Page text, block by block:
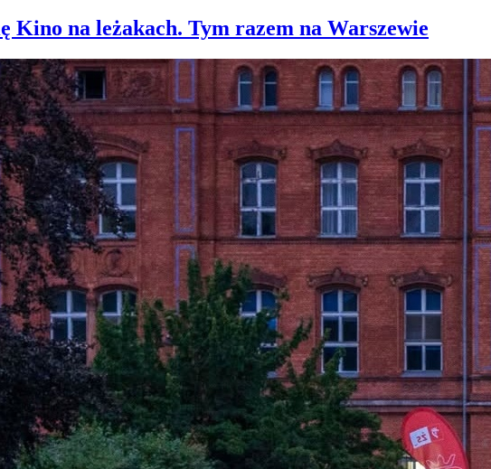
Kino na leżakach. Tym razem na Warszewie